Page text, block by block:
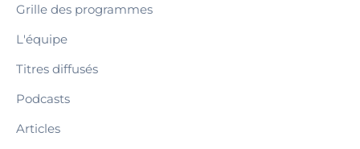
Grille des programmes
L'équipe
Titres diffusés
Podcasts
Articles